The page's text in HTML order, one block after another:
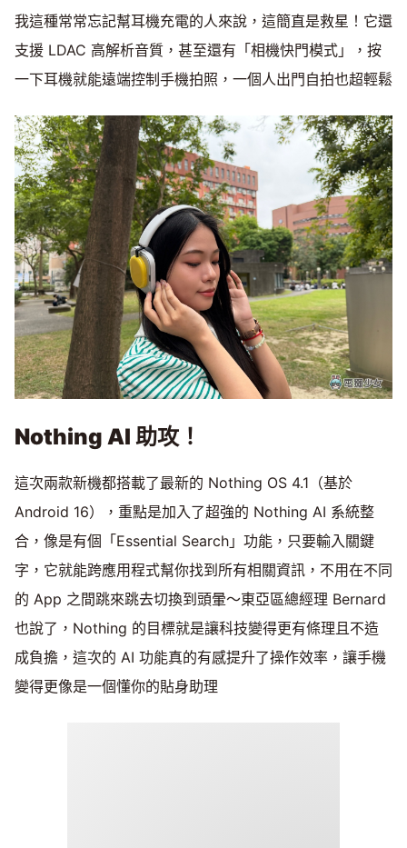
我這種常常忘記幫耳機充電的人來說，這簡直是救星！它還
支援 LDAC 高解析音質，甚至還有「相機快門模式」，按
一下耳機就能遠端控制手機拍照，一個人出門自拍也超輕鬆
Nothing AI 助攻！
這次兩款新機都搭載了最新的 Nothing OS 4.1（基於
Android 16），重點是加入了超強的 Nothing AI 系統整
合，像是有個「Essential Search」功能，只要輸入關鍵
字，它就能跨應用程式幫你找到所有相關資訊，不用在不同
的 App 之間跳來跳去切換到頭暈～東亞區總經理 Bernard
也說了，Nothing 的目標就是讓科技變得更有條理且不造
成負擔，這次的 AI 功能真的有感提升了操作效率，讓手機
變得更像是一個懂你的貼身助理